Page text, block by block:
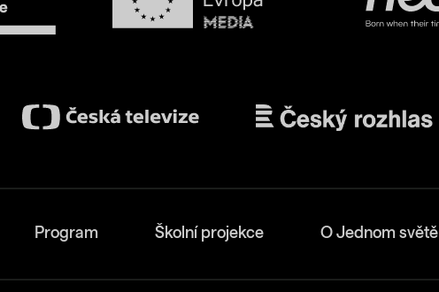
Program Školní projekce O Jednom světě